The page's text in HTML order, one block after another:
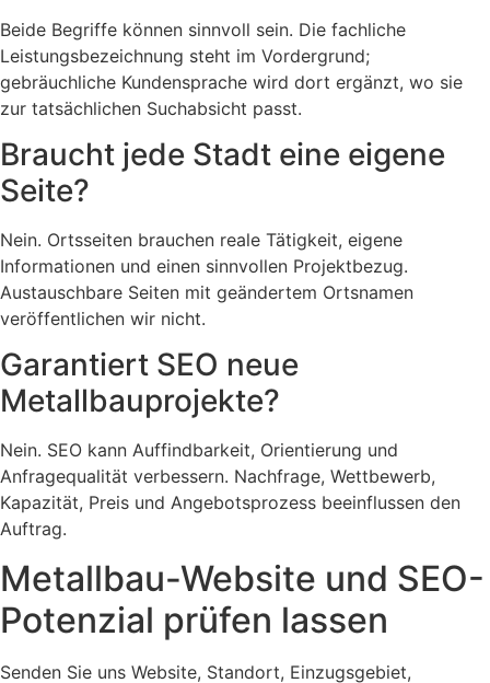
Beide Begriffe können sinnvoll sein. Die fachliche
Leistungsbezeichnung steht im Vordergrund;
gebräuchliche Kundensprache wird dort ergänzt, wo sie
zur tatsächlichen Suchabsicht passt.
Braucht jede Stadt eine eigene
Seite?
Nein. Ortsseiten brauchen reale Tätigkeit, eigene
Informationen und einen sinnvollen Projektbezug.
Austauschbare Seiten mit geändertem Ortsnamen
veröffentlichen wir nicht.
Garantiert SEO neue
Metallbauprojekte?
Nein. SEO kann Auffindbarkeit, Orientierung und
Anfragequalität verbessern. Nachfrage, Wettbewerb,
Kapazität, Preis und Angebotsprozess beeinflussen den
Auftrag.
Metallbau-Website und SEO-
Potenzial prüfen lassen
Senden Sie uns Website, Standort, Einzugsgebiet,